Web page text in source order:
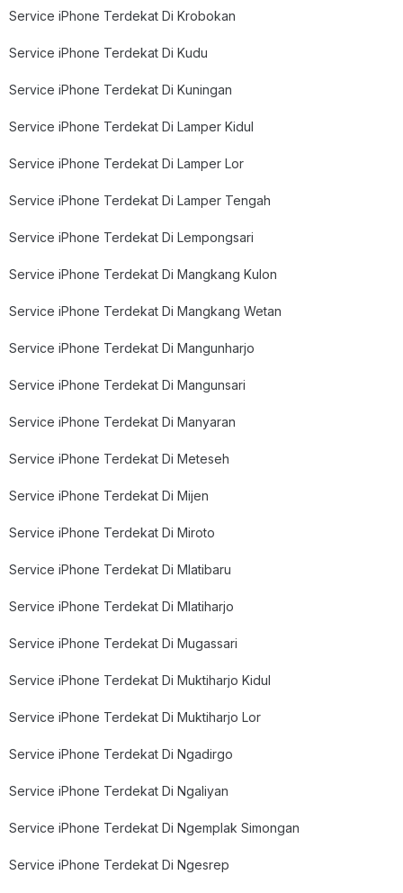
Service iPhone Terdekat Di Krobokan
Service iPhone Terdekat Di Kudu
Service iPhone Terdekat Di Kuningan
Service iPhone Terdekat Di Lamper Kidul
Service iPhone Terdekat Di Lamper Lor
Service iPhone Terdekat Di Lamper Tengah
Service iPhone Terdekat Di Lempongsari
Service iPhone Terdekat Di Mangkang Kulon
Service iPhone Terdekat Di Mangkang Wetan
Service iPhone Terdekat Di Mangunharjo
Service iPhone Terdekat Di Mangunsari
Service iPhone Terdekat Di Manyaran
Service iPhone Terdekat Di Meteseh
Service iPhone Terdekat Di Mijen
Service iPhone Terdekat Di Miroto
Service iPhone Terdekat Di Mlatibaru
Service iPhone Terdekat Di Mlatiharjo
Service iPhone Terdekat Di Mugassari
Service iPhone Terdekat Di Muktiharjo Kidul
Service iPhone Terdekat Di Muktiharjo Lor
Service iPhone Terdekat Di Ngadirgo
Service iPhone Terdekat Di Ngaliyan
Service iPhone Terdekat Di Ngemplak Simongan
Service iPhone Terdekat Di Ngesrep